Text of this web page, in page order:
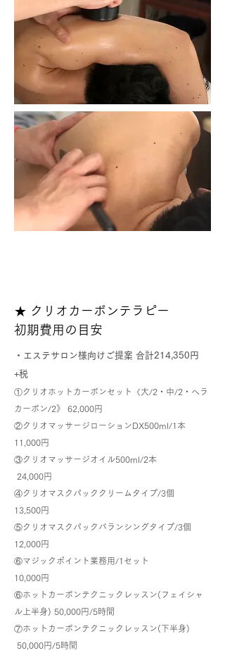
★ クリオカーボンテラピー
初期費用の目安
・エステサロン様向けご提案 合計214,350円
+税
①クリオホットカーボンセット《大/2・中/2・ヘラ
カーボン/2》 62,000円
②クリオマッサージローションDX500ml/1本
11,000円
③クリオマッサージオイル500ml/2本
24,000円
④クリオマスクパッククリームタイプ/3個
13,500円
⑤クリオマスクパックバランシングタイプ/3個
12,000円
⑥マジックポイント業務用/1セット
10,000円
⑥ホットカーボンテクニックレッスン(フェイシャ
ル上半身) 50,000円/5時間
⑦ホットカーボンテクニックレッスン(下半身)
50,000円/5時間